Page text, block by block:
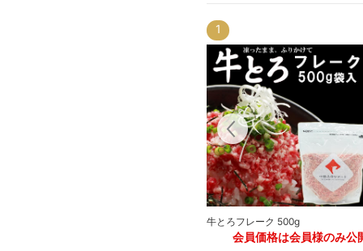
1
牛とろフレーク 500g
会員価格は会員様のみ公